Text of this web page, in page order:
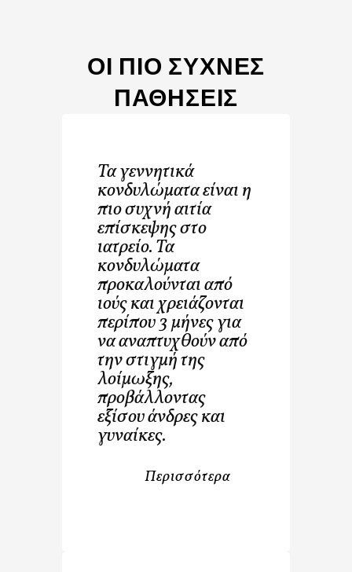
ΟΙ ΠΙΟ ΣΥΧΝΕΣ
ΠΑΘΗΣΕΙΣ
Τα γεννητικά
κονδυλώματα είναι η
πιο συχνή αιτία
επίσκεψης στο
ιατρείο. Τα
κονδυλώματα
προκαλούνται από
ιούς και χρειάζονται
περίπου 3 μήνες για
να αναπτυχθούν από
την στιγμή της
λοίμωξης,
προβάλλοντας
εξίσου άνδρες και
γυναίκες.
Περισσότερα